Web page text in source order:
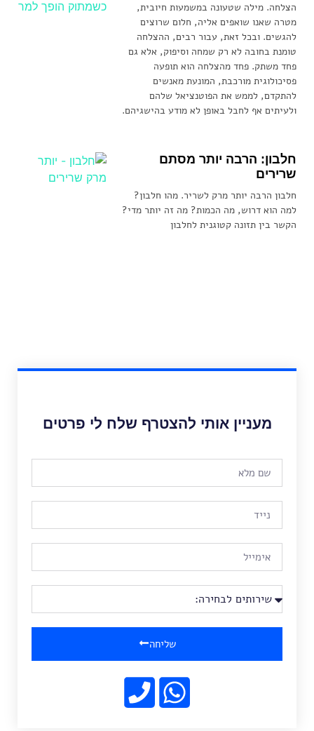
הצלחה. מילה שטעונה במשמעות חיובית,
מטרה שאנו שואפים אליה, חלום שרוצים
להגשים. ובכל זאת, עבור רבים, ההצלחה
טומנת בחובה לא רק שמחה וסיפוק, אלא גם
פחד משתק. פחד מהצלחה הוא תופעה
פסיכולוגית מורכבת, המונעת מאנשים
להתקדם, לממש את הפוטנציאל שלהם
ולעיתים אף לחבל באופן לא מודע בהישגיהם.
חלבון: הרבה יותר מסתם
שרירים
חלבון הרבה יותר מרק לשריר. מהו חלבון?
למה הוא דרוש, מה הכמות? מה זה יותר מדי?
הקשר בין תזונה קטוגנית לחלבון
מעניין אותי להצטרף שלח לי פרטים
שליחה